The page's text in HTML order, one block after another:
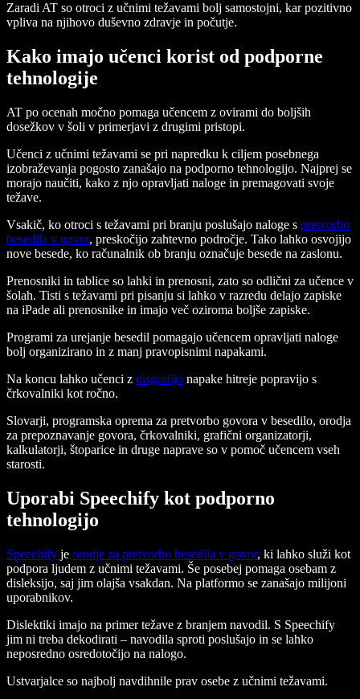
Zaradi AT so otroci z učnimi težavami bolj samostojni, kar pozitivno
vpliva na njihovo duševno zdravje in počutje.
Kako imajo učenci korist od podporne
tehnologije
AT po ocenah močno pomaga učencem z ovirami do boljših
dosežkov v šoli v primerjavi z drugimi pristopi.
Učenci z učnimi težavami se pri napredku k ciljem posebnega
izobraževanja pogosto zanašajo na podporno tehnologijo. Najprej se
morajo naučiti, kako z njo opravljati naloge in premagovati svoje
težave.
Vsakič, ko otroci s težavami pri branju poslušajo naloge s pretvorbo
besedila v govor, preskočijo zahtevno področje. Tako lahko osvojijo
nove besede, ko računalnik ob branju označuje besede na zaslonu.
Prenosniki in tablice so lahki in prenosni, zato so odlični za učence v
šolah. Tisti s težavami pri pisanju si lahko v razredu delajo zapiske
na iPade ali prenosnike in imajo več oziroma boljše zapiske.
Programi za urejanje besedil pomagajo učencem opravljati naloge
bolj organizirano in z manj pravopisnimi napakami.
Na koncu lahko učenci z disgrafijo napake hitreje popravijo s
črkovalniki kot ročno.
Slovarji, programska oprema za pretvorbo govora v besedilo, orodja
za prepoznavanje govora, črkovalniki, grafični organizatorji,
kalkulatorji, štoparice in druge naprave so v pomoč učencem vseh
starosti.
Uporabi Speechify kot podporno
tehnologijo
Speechify je orodje za pretvorbo besedila v govor, ki lahko služi kot
podpora ljudem z učnimi težavami. Še posebej pomaga osebam z
disleksijo, saj jim olajša vsakdan. Na platformo se zanašajo milijoni
uporabnikov.
Dislektiki imajo na primer težave z branjem navodil. S Speechify
jim ni treba dekodirati – navodila sproti poslušajo in se lahko
neposredno osredotočijo na nalogo.
Ustvarjalce so najbolj navdihnile prav osebe z učnimi težavami.